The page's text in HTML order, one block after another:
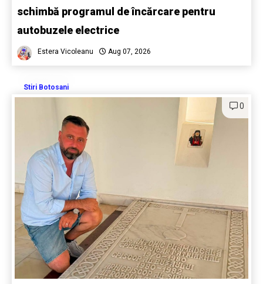
schimbă programul de încărcare pentru
autobuzele electrice
Estera Vicoleanu Aug 07, 2026
Stiri Botosani
0